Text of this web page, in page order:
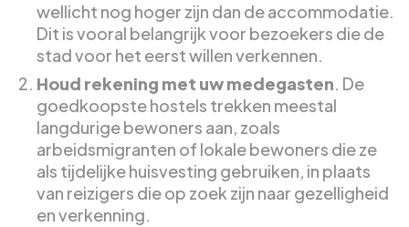
wellicht nog hoger zijn dan de accommodatie.
Dit is vooral belangrijk voor bezoekers die de
stad voor het eerst willen verkennen.
Houd rekening met uw medegasten. De
goedkoopste hostels trekken meestal
langdurige bewoners aan, zoals
arbeidsmigranten of lokale bewoners die ze
als tijdelijke huisvesting gebruiken, in plaats
van reizigers die op zoek zijn naar gezelligheid
en verkenning.